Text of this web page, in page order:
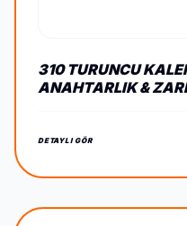
310 TURUNCU
ANAHTARLIK &
DETAYLI GÖR